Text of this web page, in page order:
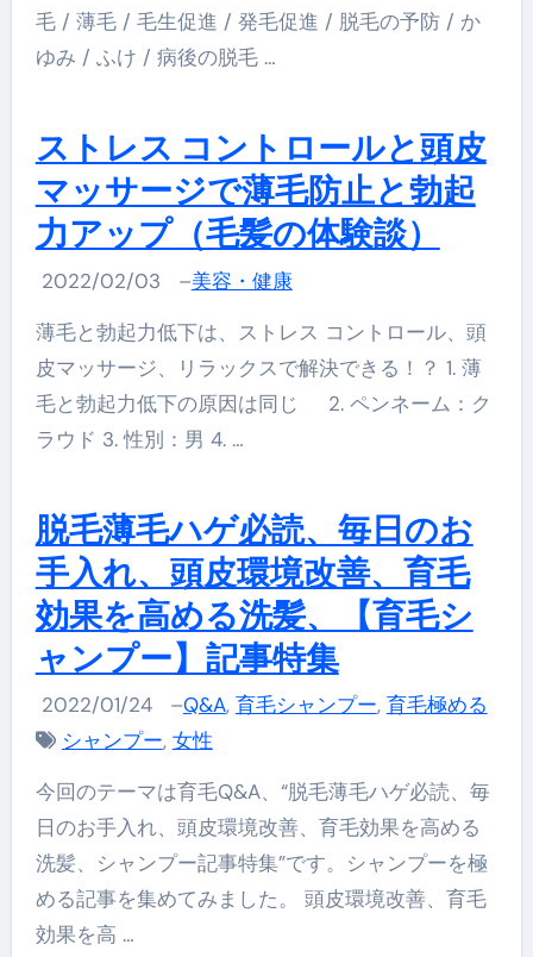
毛 / 薄毛 / 毛生促進 / 発毛促進 / 脱毛の予防 / か
ゆみ / ふけ / 病後の脱毛 …
ストレス コントロールと頭皮
マッサージで薄毛防止と勃起
力アップ（毛髪の体験談）
2022/02/03 –美容・健康
薄毛と勃起力低下は、ストレス コントロール、頭
皮マッサージ、リラックスで解決できる！？ 1. 薄
毛と勃起力低下の原因は同じ 2. ペンネーム：ク
ラウド 3. 性別：男 4. …
脱毛薄毛ハゲ必読、毎日のお
手入れ、頭皮環境改善、育毛
効果を高める洗髪、【育毛シ
ャンプー】記事特集
2022/01/24 –Q&A, 育毛シャンプー, 育毛極める
シャンプー, 女性
今回のテーマは育毛Q&A、“脱毛薄毛ハゲ必読、毎
日のお手入れ、頭皮環境改善、育毛効果を高める
洗髪、シャンプー記事特集”です。シャンプーを極
める記事を集めてみました。 頭皮環境改善、育毛
効果を高 …